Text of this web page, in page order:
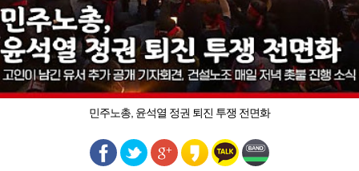
민주노총, 윤석열 정권 퇴진 투쟁 전면화